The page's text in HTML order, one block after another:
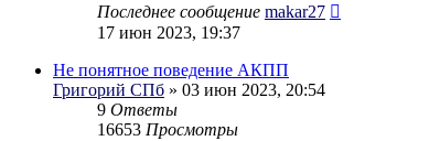
Последнее сообщение makar27
17 июн 2023, 19:37
Не понятное поведение АКПП
Григорий СПб » 03 июн 2023, 20:54
9 Ответы
16653 Просмотры